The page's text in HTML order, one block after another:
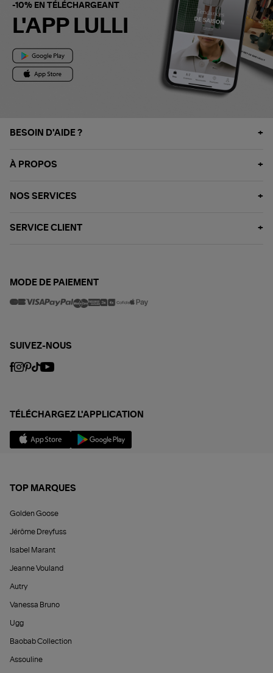
-10% EN TÉLÉCHARGEANT
L'APP LULLI
BESOIN D'AIDE ?
À PROPOS
NOS SERVICES
SERVICE CLIENT
MODE DE PAIEMENT
SUIVEZ-NOUS
TÉLÉCHARGEZ L'APPLICATION
TOP MARQUES
Golden Goose
Jérôme Dreyfuss
Isabel Marant
Jeanne Vouland
Autry
Vanessa Bruno
Ugg
Baobab Collection
Assouline